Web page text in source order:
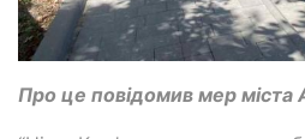
Про це повідомив мер міста